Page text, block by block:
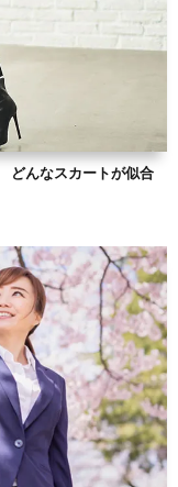
どんなスカートが似合